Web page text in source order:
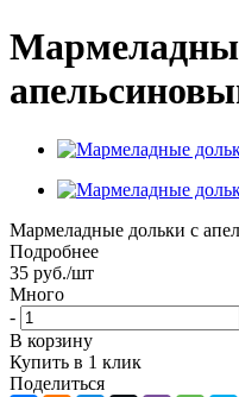
Мармеладные дольки с
Подробнее
35 руб./шт
Много
-
В корзину
Купить в 1 клик
Поделиться